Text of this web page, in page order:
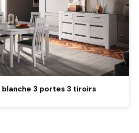
blanche 3 portes 3 tiroirs